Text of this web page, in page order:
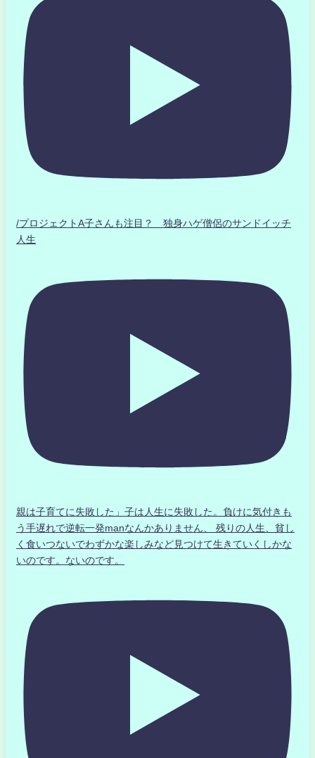
/プロジェクトA子さんも注目？ 独身ハゲ僧侶のサンドイッチ
人生
親は子育てに失敗した」子は人生に失敗した。負けに気付きも
う手遅れで逆転一発manなんかありません、 残りの人生、貧し
く食いつないでわずかな楽しみなど見つけて生きていくしかな
いのです。ないのです。